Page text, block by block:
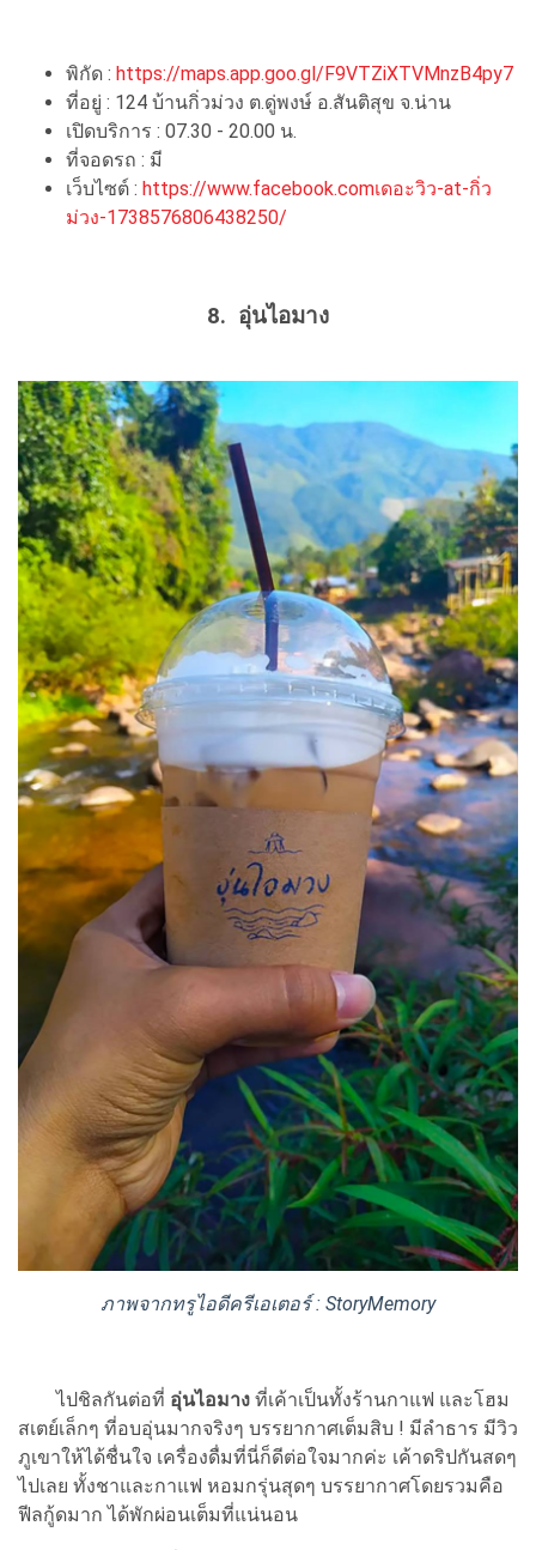
พิกัด : https://maps.app.goo.gl/F9VTZiXTVMnzB4py7
ที่อยู่ : 124 บ้านกิ่วม่วง ต.ดู่พงษ์ อ.สันติสุข จ.น่าน
เปิดบริการ : 07.30 - 20.00 น.
ที่จอดรถ : มี
เว็บไซต์ : https://www.facebook.comเดอะวิว-at-กิ่ว
ม่วง-1738576806438250/
8. อุ่นไอมาง
ภาพจากทรูไอดีครีเอเตอร์ : StoryMemory
ไปชิลกันต่อที่ อุ่นไอมาง ที่เค้าเป็นทั้งร้านกาแฟ และโฮม
สเตย์เล็กๆ ที่อบอุ่นมากจริงๆ บรรยากาศเต็มสิบ ! มีลำธาร มีวิว
ภูเขาให้ได้ชื่นใจ เครื่องดื่มที่นี่ก็ดีต่อใจมากค่ะ เค้าดริปกันสดๆ
ไปเลย ทั้งชาและกาแฟ หอมกรุ่นสุดๆ บรรยากาศโดยรวมคือ
ฟีลกู้ดมาก ได้พักผ่อนเต็มที่แน่นอน